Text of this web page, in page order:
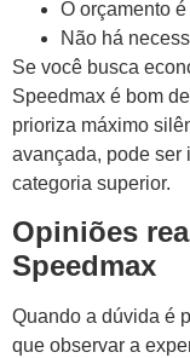
O orçamento
Não há
Se você busca
Speedmax é bom
prioriza máximo
avançada, pode ser
categoria superior.
Opiniões
Speedmax
Quando a dúvida é
que observar a